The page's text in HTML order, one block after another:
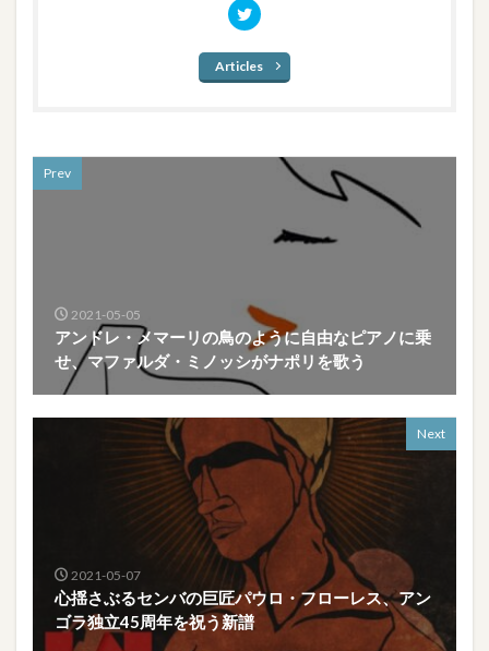
Articles
Prev
2021-05-05
アンドレ・メマーリの鳥のように自由なピアノに乗
せ、マファルダ・ミノッシがナポリを歌う
Next
2021-05-07
心揺さぶるセンバの巨匠パウロ・フローレス、アン
ゴラ独立45周年を祝う新譜